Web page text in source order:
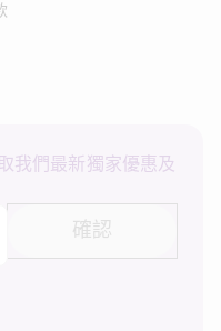
我們最新獨家優惠及
確認